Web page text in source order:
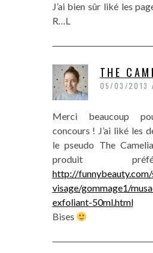
J’ai bien sûr liké les
R…L
THE
05/03/2013
Merci beaucoup
concours ! J’ai liké les
le pseudo The
produit
http://
visage/gommage1/
exfoliant-50ml.html
Bises